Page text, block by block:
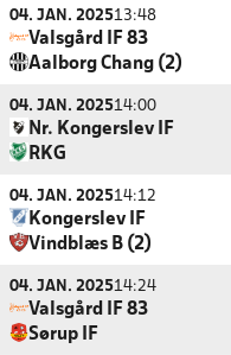
04. JAN. 202513:48
Valsgård IF 83
Aalborg Chang (2)
04. JAN. 202514:00
Nr. Kongerslev IF
RKG
04. JAN. 202514:12
Kongerslev IF
Vindblæs B (2)
04. JAN. 202514:24
Valsgård IF 83
Sørup IF